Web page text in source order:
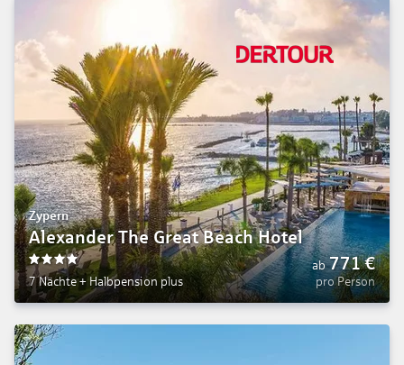
Zypern
Alexander The Great Beach Hotel
4
7 Nächte+ Halbpension plus
ab 771€
pro Person